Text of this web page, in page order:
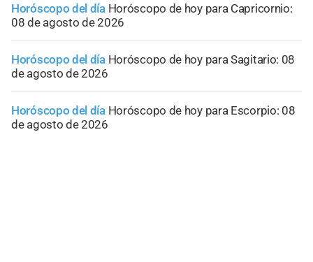
Horóscopo del día Horóscopo de hoy para Capricornio:
08 de agosto de 2026
Horóscopo del día Horóscopo de hoy para Sagitario: 08
de agosto de 2026
Horóscopo del día Horóscopo de hoy para Escorpio: 08
de agosto de 2026